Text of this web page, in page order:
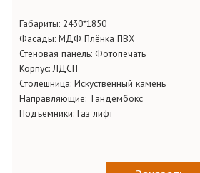
Габариты: 2430*1850
Фасады: МДФ Плёнка ПВХ
Стеновая панель: Фотопечать
Корпус:ЛДСП
Столешница: Искуственный камень
Направляющие: Тандембокс
Подъёмники: Газ лифт